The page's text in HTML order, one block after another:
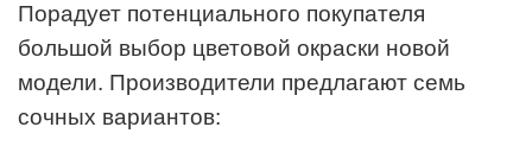
Порадует потенциального покупателя
большой выбор цветовой окраски новой
модели. Производители предлагают семь
сочных вариантов: